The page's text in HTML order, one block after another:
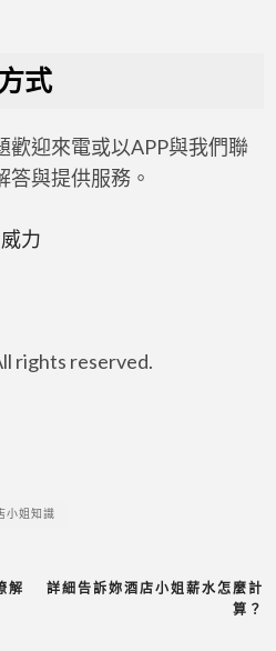
式
歡迎來電或以APP與我們聯
答與提供服務。
力
rights reserved.
小姐知識
詳細告訴妳酒店小姐薪水怎麼計
算？
解